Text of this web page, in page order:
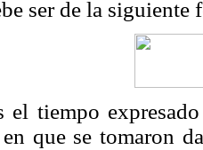
ser de la siguiente
el tiempo
que se tomaron